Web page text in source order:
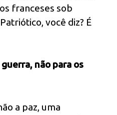
franceses sob
você diz? É
não para os
a paz, uma